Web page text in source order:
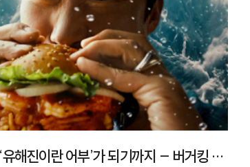
루이지애나 어부가 ‘유해진이란 어부’가 되기까지 – 버거킹 보일링씨푸드버거 캠페인